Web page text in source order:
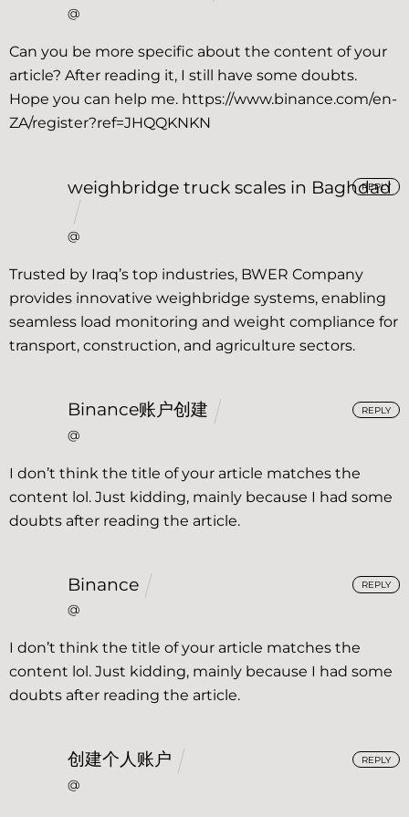
@
Can you be more specific about the content of your
article? After reading it, I still have some doubts.
Hope you can help me. https://www.binance.com/en-
ZA/register?ref=JHQQKNKN
weighbridge truck scales in Baghdad
@
Trusted by Iraq’s top industries, BWER Company
provides innovative weighbridge systems, enabling
seamless load monitoring and weight compliance for
transport, construction, and agriculture sectors.
REPLY
Binance账户创建
@
I don’t think the title of your article matches the
content lol. Just kidding, mainly because I had some
doubts after reading the article.
REPLY
Binance
@
I don’t think the title of your article matches the
content lol. Just kidding, mainly because I had some
doubts after reading the article.
REPLY
创建个人账户
@
REPLY